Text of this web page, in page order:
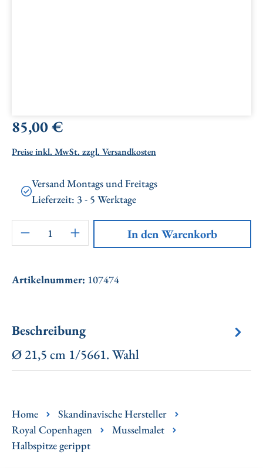
Regulärer Preis:
85,00 €
Preise inkl. MwSt. zzgl. Versandkosten
Versand Montags und Freitags
Lieferzeit: 3 - 5 Werktage
Artikel Anzahl: Gib den gewünschten
In den Warenkorb
Artikelnummer: 107474
Beschreibung
Ø 21,5 cm 1/5661. Wahl
Home
Skandinavische Hersteller
Royal Copenhagen
Musselmalet
Halbspitze gerippt